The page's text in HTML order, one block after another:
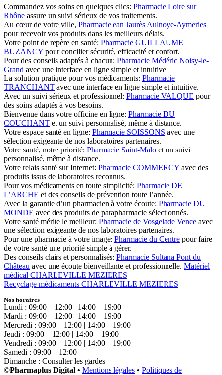
Commandez vos soins en quelques clics: Pharmacie Loire sur
Rhône assure un suivi sérieux de vos traitements.
Au cœur de votre ville, Pharmacie ean Jaurès Aulnoye-Aymeries
pour recevoir vos produits dans les meilleurs délais.
Votre point de repère en santé: Pharmacie GUILLAUME
BUZANCY pour concilier sécurité, efficacité et confort.
Pour des conseils adaptés à chacun: Pharmacie Médéric Noisy-le-
Grand avec une interface en ligne simple et intuitive.
La solution pratique pour vos médicaments: Pharmacie
TRANCHANT avec une interface en ligne simple et intuitive.
Avec un suivi sérieux et professionnel: Pharmacie VALQUE pour
des soins adaptés à vos besoins.
Bienvenue dans votre officine en ligne: Pharmacie DU
COUCHANT et un suivi personnalisé, même à distance.
Votre espace santé en ligne: Pharmacie SOISSONS avec une
sélection exigeante de nos laboratoires partenaires.
Votre santé, notre priorité: Pharmacie Saint-Malo et un suivi
personnalisé, même à distance.
Votre relais santé sur Internet: Pharmacie COMMERCY avec des
produits issus de laboratoires reconnus.
Pour vos médicaments en toute simplicité: Pharmacie DE
L’ARCHE et des conseils de prévention toute l’année.
Avec la garantie d’un pharmacien à votre écoute: Pharmacie DU
MONDE avec des produits de parapharmacie sélectionnés.
Votre santé mérite le meilleur: Pharmacie de Vosgelade Vence avec
une sélection exigeante de nos laboratoires partenaires.
Pour une pharmacie à votre image: Pharmacie du Centre pour faire
de votre santé une priorité simple à gérer.
Des conseils clairs et personnalisés: Pharmacie Sultana Pont du
Château avec une écoute bienveillante et professionnelle. Matériel
médical CHARLEVILLE MEZIERES
Recyclage médicaments CHARLEVILLE MEZIERES
Nos horaires
Lundi : 09:00 – 12:00 | 14:00 – 19:00
Mardi : 09:00 – 12:00 | 14:00 – 19:00
Mercredi : 09:00 – 12:00 | 14:00 – 19:00
Jeudi : 09:00 – 12:00 | 14:00 – 19:00
Vendredi : 09:00 – 12:00 | 14:00 – 19:00
Samedi : 09:00 – 12:00
Dimanche : Consulter les gardes
©Pharmaplus Digital • Mentions légales • Politiques de